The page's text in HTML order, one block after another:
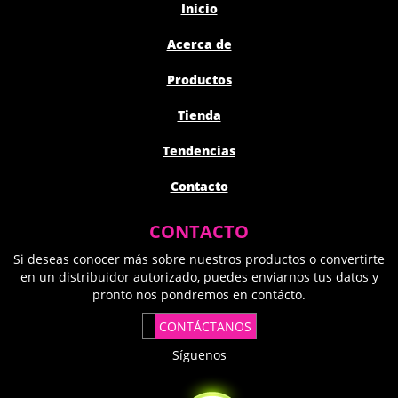
Inicio
Acerca de
Productos
Tienda
Tendencias
Contacto
CONTACTO
Si deseas conocer más sobre nuestros productos o convertirte
en un distribuidor autorizado, puedes enviarnos tus datos y
pronto nos pondremos en contácto.
CONTÁCTANOS
Síguenos